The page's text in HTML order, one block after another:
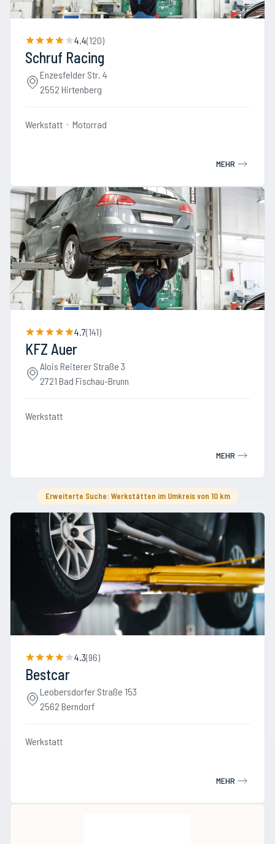
4.4(120)
Schruf Racing
Enzesfelder Str. 4
2552 Hirtenberg
Werkstatt Motorrad
MEHR
4.7(141)
KFZ Auer
Alois Reiterer Straße 3
2721 Bad Fischau-Brunn
Werkstatt
MEHR
Erweiterte Suche: Werkstätten im Umkreis von 10 km
4.3(96)
Bestcar
Leobersdorfer Straße 153
2562 Berndorf
Werkstatt
MEHR